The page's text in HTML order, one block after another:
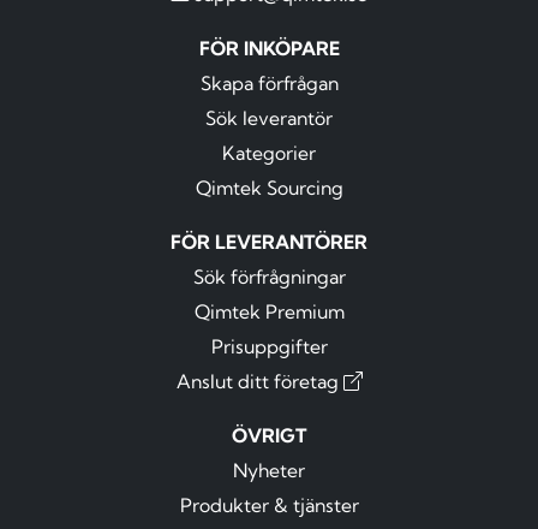
FÖR INKÖPARE
Skapa förfrågan
Sök leverantör
Kategorier
Qimtek Sourcing
FÖR LEVERANTÖRER
Sök förfrågningar
Qimtek Premium
Prisuppgifter
Anslut ditt företag
ÖVRIGT
Nyheter
Produkter & tjänster